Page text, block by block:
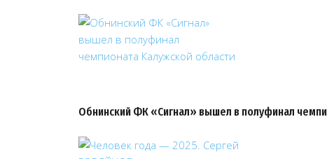
Обнинский ФК «Сигнал» вышел в полуфинал